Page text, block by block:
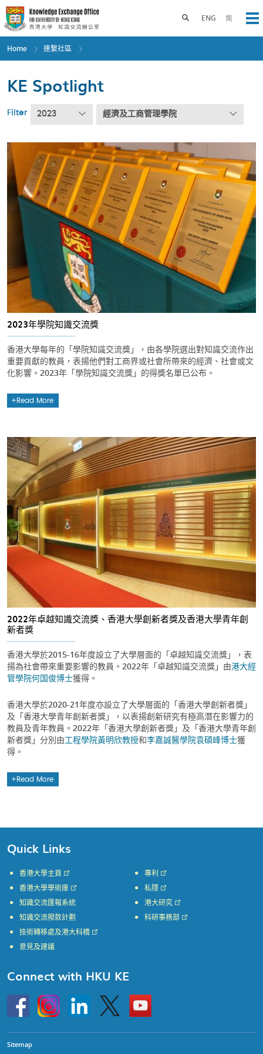
Skip
to
main
content
ENG 简
Toggle search panel
Home 連繫社區
KE Spotlight
Filter 2023 經濟及工商管理學院
2023年學院知識交流獎
香港大學每年的「學院知識交流獎」，由各學院選出對知識交流作出
重要貢獻的教員，表揚他們對工商界或社會所帶來的經濟、社會或文
化影響。2023年「學院知識交流獎」的得獎名單已公布。
Read More
2022年卓越知識交流獎、香港大學創新者獎及香港大學青年創
新者獎
香港大學於2015-16年度設立了大學層面的「卓越知識交流獎」，表
揚為社會帶來重要影響的教員。2022年「卓越知識交流獎」由港大經
管學院何国俊博士獲得。
香港大學於2020-21年度亦設立了大學層面的「香港大學創新者獎」
及「香港大學青年創新者獎」，以表揚創新研究有極高潛在影響力的
教員及青年教員。2022年「香港大學創新者獎」及「香港大學青年創
新者獎」分別由工程學院黃明欣教授和李嘉誠醫學院袁碩峰博士獲
得。
Read More
Quick Links
香港大學主頁
香港大學學術庫
知識交流匯報系統
知識交流撥款計劃
專利
私隱
港大研究
科研事務部
技術轉移處及港大科橋
意見及建議
Connect with HKU KE
HKU
InstagramLinkedin Twitter
Go
to
HKU
Sitemap